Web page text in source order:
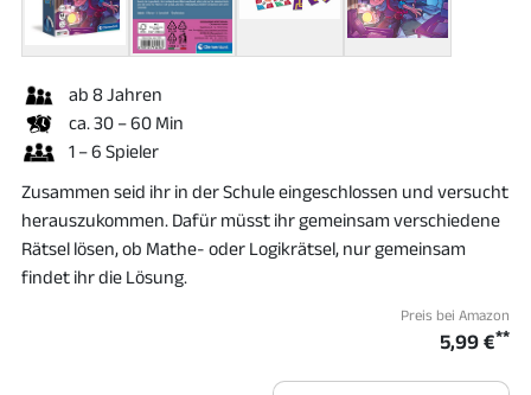
ab 8 Jahren
ca. 30 – 60 Min
1 – 6 Spieler
Zusammen seid ihr in der Schule eingeschlossen und versucht
herauszukommen. Dafür müsst ihr gemeinsam verschiedene
Rätsel lösen, ob Mathe- oder Logikrätsel, nur gemeinsam
findet ihr die Lösung.
Preis bei Amazon
5,99 €**